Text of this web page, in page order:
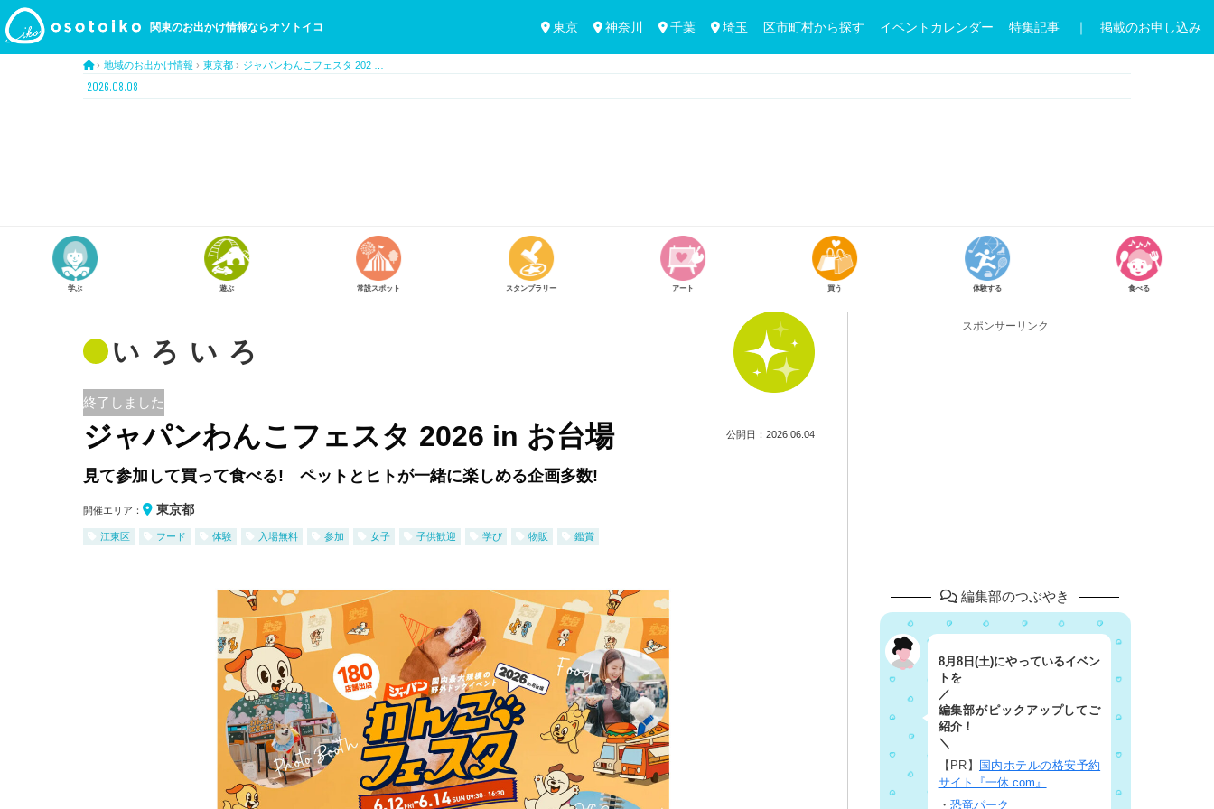
関東のお出かけ情報ならオソトイコ 東京 神奈川 千葉 埼玉 区市町村から探す イベントカレンダー 特集記事 ｜ 掲載のお申し込み
› 地域のお出かけ情報 › 東京都 › ジャパンわんこフェスタ 202 …
2026.08.08
常設スポット スタンプラリー アート 買う 体験する 食べる 参加 学ぶ
いろいろ
終了しました
ジャパンわんこフェスタ 2026 in お台場 公開日：2026.06.04
見て参加して買って食べる! ペットとヒトが一緒に楽しめる企画多数!
開催エリア： 東京都
江東区 フード 体験 入場無料 参加 女子 子供歓迎 学び 物販 鑑賞
スポンサーリンク
編集部のつぶやき
8月8日(土)にやっているイベン
トを
／
編集部がピックアップしてご
紹介！
＼
【PR】
国内ホテルの格安予約
サイト『一休.com』
・ 恐竜パーク